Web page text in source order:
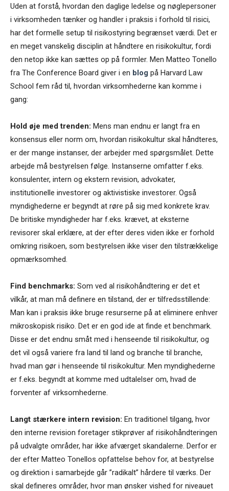
Uden at forstå, hvordan den daglige ledelse og nøglepersoner
i virksomheden tænker og handler i praksis i forhold til risici,
har det formelle setup til risikostyring begrænset værdi. Det er
en meget vanskelig disciplin at håndtere en risikokultur, fordi
den netop ikke kan sættes op på formler. Men Matteo Tonello
fra The Conference Board giver i en blog på Harvard Law
School fem råd til, hvordan virksomhederne kan komme i
gang:
Hold øje med trenden: Mens man endnu er langt fra en
konsensus eller norm om, hvordan risikokultur skal håndteres,
er der mange instanser, der arbejder med spørgsmålet. Dette
arbejde må bestyrelsen følge. Instanserne omfatter f.eks.
konsulenter, intern og ekstern revision, advokater,
institutionelle investorer og aktivistiske investorer. Også
myndighederne er begyndt at røre på sig med konkrete krav.
De britiske myndigheder har f.eks. krævet, at eksterne
revisorer skal erklære, at der efter deres viden ikke er forhold
omkring risikoen, som bestyrelsen ikke viser den tilstrækkelige
opmærksomhed.
Find benchmarks: Som ved al risikohåndtering er det et
vilkår, at man må definere en tilstand, der er tilfredsstillende:
Man kan i praksis ikke bruge resurserne på at eliminere enhver
mikroskopisk risiko. Det er en god ide at finde et benchmark.
Disse er det endnu småt med i henseende til risikokultur, og
det vil også variere fra land til land og branche til branche,
hvad man gør i henseende til risikokultur. Men myndighederne
er f.eks. begyndt at komme med udtalelser om, hvad de
forventer af virksomhederne.
Langt stærkere intern revision: En traditionel tilgang, hvor
den interne revision foretager stikprøver af risikohåndteringen
på udvalgte områder, har ikke afværget skandalerne. Derfor er
der efter Matteo Tonellos opfattelse behov for, at bestyrelse
og direktion i samarbejde går ”radikalt” hårdere til værks. Der
skal defineres områder, hvor man ønsker vished for niveauet